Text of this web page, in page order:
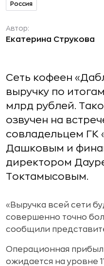
Россия
Автор:
Екатерина Струкова
Сеть кофеен
выручку по
млрд рублей.
озвучен на
совладельцем ГК
Дашковым и
директором
Токтамысовым.
«Выручка всей сети
совершенно точно
сообщили
Операционная
ожидается на уровне